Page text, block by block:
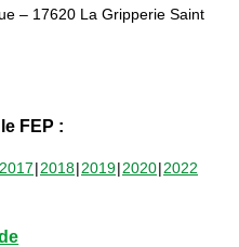
– 17620 La Gripperie Saint
FEP :
2017 2018 2019 2020 2022